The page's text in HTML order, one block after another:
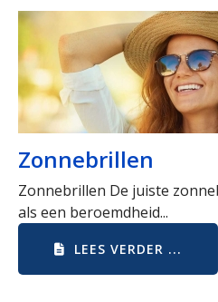
Zonnebrillen
Zonnebrillen De juiste
als een beroemdheid...
LEES VERDER ...